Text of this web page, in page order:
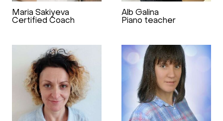
Maria Sakiyeva
Certified Coach
Alb Galina
Piano teacher